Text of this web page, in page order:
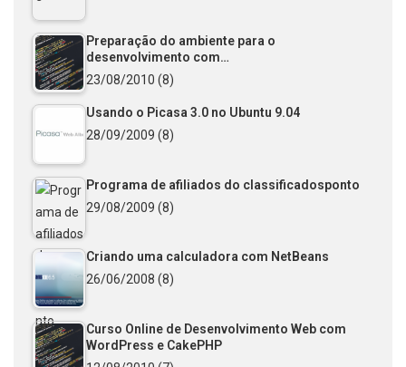
Preparação do ambiente para o
desenvolvimento com…
23/08/2010 (8)
Usando o Picasa 3.0 no Ubuntu 9.04
28/09/2009 (8)
Programa de afiliados do classificadosponto
29/08/2009 (8)
Criando uma calculadora com NetBeans
26/06/2008 (8)
Curso Online de Desenvolvimento Web com
WordPress e CakePHP